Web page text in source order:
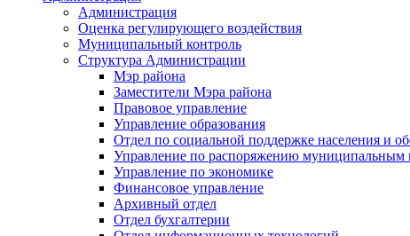
Администрация
Оценка регулирующего воздействия
Муниципальный контроль
Структура Администрации
Мэр района
Заместители Мэра района
Правовое управление
Управление образования
Отдел по социальной поддержке населения и
Управление по распоряжению муниципальным
Управление по экономике
Финансовое управление
Архивный отдел
Отдел бухгалтерии